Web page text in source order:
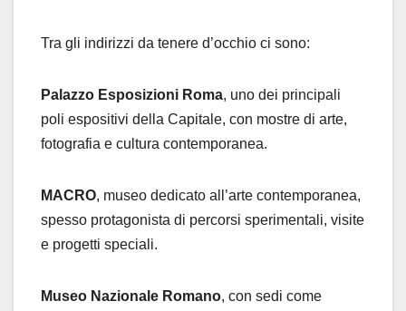
Tra gli indirizzi da tenere d’occhio ci sono:
Palazzo Esposizioni Roma, uno dei principali
poli espositivi della Capitale, con mostre di arte,
fotografia e cultura contemporanea.
MACRO, museo dedicato all’arte contemporanea,
spesso protagonista di percorsi sperimentali, visite
e progetti speciali.
Museo Nazionale Romano, con sedi come